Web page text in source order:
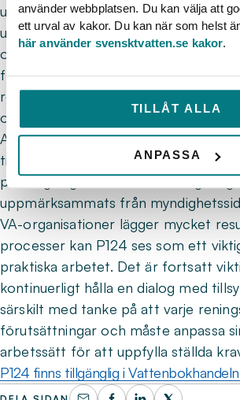
använder webbplatsen. Du kan välja att
ett urval av kakor. Du kan när som helst
här använder svensktvatten.se kakor.
TILLÅT ALLA
ANPASSA
utförande, dokumentation och
utforma och genomföra en
och flödesmätning av vatten vid
främsta målgruppen för
reningsverk och baseras på
och vägledningar på området.
Arbetet med publikationen inleddes
till grund ligger behovet av praktiskt
provtagning och flödesmätning,
uppmärksammats från
VA-organisationer lägger mycket
processer kan P124 ses som ett
praktiska arbetet. Det är fortsatt
kontinuerligt hålla en dialog med
särskilt med tanke på att varje
förutsättningar och måste anpassa
arbetssätt för att uppfylla ställda
P124 finns tillgänglig i